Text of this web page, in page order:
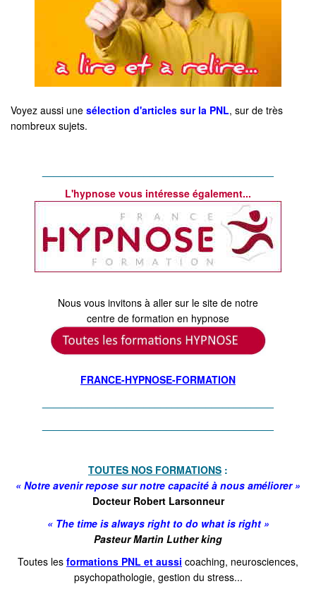
Voyez aussi une sélection d'articles sur la PNL, sur de très
nombreux sujets.
L'hypnose vous intéresse également...
Nous vous invitons à aller sur le site de notre
centre de formation en hypnose
FRANCE-HYPNOSE-FORMATION
TOUTES NOS FORMATIONS :
« Notre avenir repose sur notre capacité à nous améliorer »
Docteur Robert Larsonneur
« The time is always right to do what is right »
Pasteur Martin Luther king
Toutes les formations PNL et aussi coaching, neurosciences,
psychopathologie, gestion du stress...